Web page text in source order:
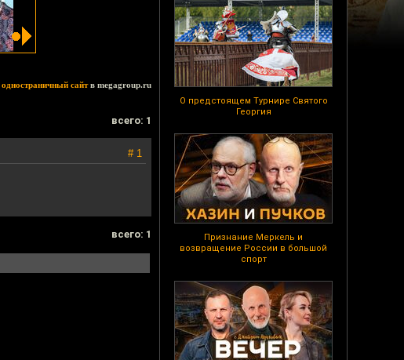
О предстоящем Турнире Святого
Георгия
Признание Меркель и
возвращение России в большой
спорт
одностраничный сайтв megagroup.ru
всего: 1
# 1
всего: 1